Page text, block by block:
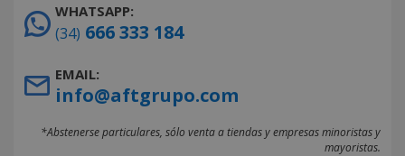
WHATSAPP:
(34) 666 333 184
EMAIL:
info@aftgrupo.com
*Abstenerse particulares, sólo venta a tiendas y empresas minoristas y
mayoristas.